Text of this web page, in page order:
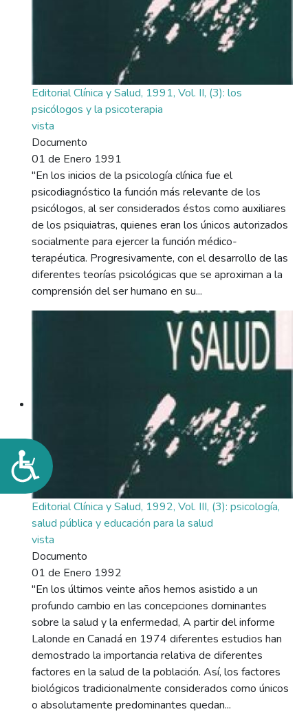
Accesibilidad
Editorial Clínica y Salud, 1991, Vol. II, (3): los
psicólogos y la psicoterapia
vista
Documento
01 de Enero 1991
"En los inicios de la psicología clínica fue el
psicodiagnóstico la función más relevante de los
psicólogos, al ser considerados éstos como auxiliares
de los psiquiatras, quienes eran los únicos autorizados
socialmente para ejercer la función médico-
terapéutica. Progresivamente, con el desarrollo de las
diferentes teorías psicológicas que se aproximan a la
comprensión del ser humano en su...
Editorial Clínica y Salud, 1992, Vol. III, (3): psicología,
salud pública y educación para la salud
vista
Documento
01 de Enero 1992
"En los últimos veinte años hemos asistido a un
profundo cambio en las concepciones dominantes
sobre la salud y la enfermedad, A partir del informe
Lalonde en Canadá en 1974 diferentes estudios han
demostrado la importancia relativa de diferentes
factores en la salud de la población. Así, los factores
biológicos tradicionalmente considerados como únicos
o absolutamente predominantes quedan...